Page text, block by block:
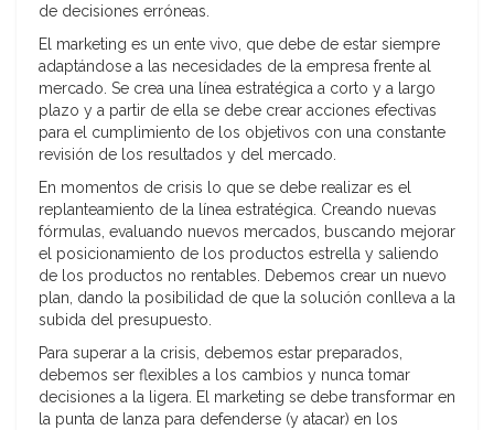
de decisiones erróneas.
El marketing es un ente vivo, que debe de estar siempre
adaptándose a las necesidades de la empresa frente al
mercado. Se crea una línea estratégica a corto y a largo
plazo y a partir de ella se debe crear acciones efectivas
para el cumplimiento de los objetivos con una constante
revisión de los resultados y del mercado.
En momentos de crisis lo que se debe realizar es el
replanteamiento de la línea estratégica. Creando nuevas
fórmulas, evaluando nuevos mercados, buscando mejorar
el posicionamiento de los productos estrella y saliendo
de los productos no rentables. Debemos crear un nuevo
plan, dando la posibilidad de que la solución conlleva a la
subida del presupuesto.
Para superar a la crisis, debemos estar preparados,
debemos ser flexibles a los cambios y nunca tomar
decisiones a la ligera. El marketing se debe transformar en
la punta de lanza para defenderse (y atacar) en los